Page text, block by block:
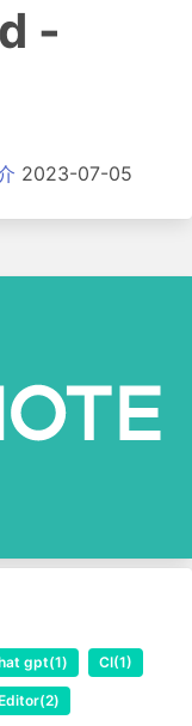
-
2023-07-05
gpt(1) CI(1)